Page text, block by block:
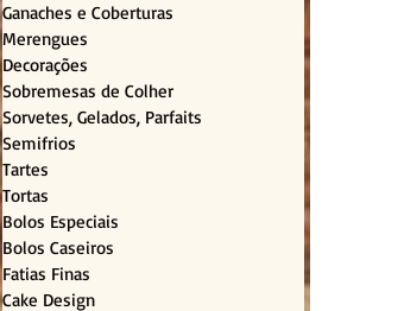
Ganaches e Coberturas
Merengues
Decorações
Sobremesas de Colher
Sorvetes, Gelados, Parfaits
Semifrios
Tartes
Tortas
Bolos Especiais
Bolos Caseiros
Fatias Finas
Cake Design